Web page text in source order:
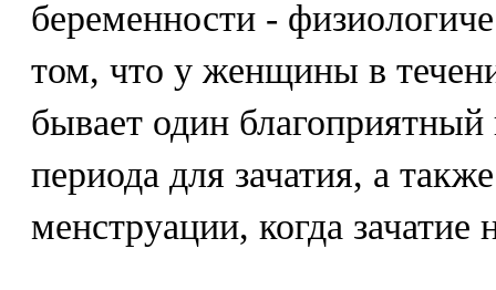
беременности -
том, что у женщины в
бывает один
периода для зачатия, а
менструации, когда зачатие